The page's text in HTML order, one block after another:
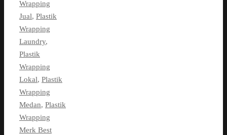
Wrapping
Jual, Plastik
Wrapping
Laundry,
Plastik
Wrapping
Lokal, Plastik
Wrapping
Medan, Plastik
Wrapping
Merk Best